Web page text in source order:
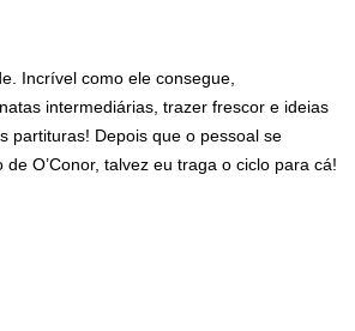
Incrível como ele consegue,
intermediárias, trazer frescor e ideias
partituras! Depois que o pessoal se
O’Conor, talvez eu traga o ciclo para cá!